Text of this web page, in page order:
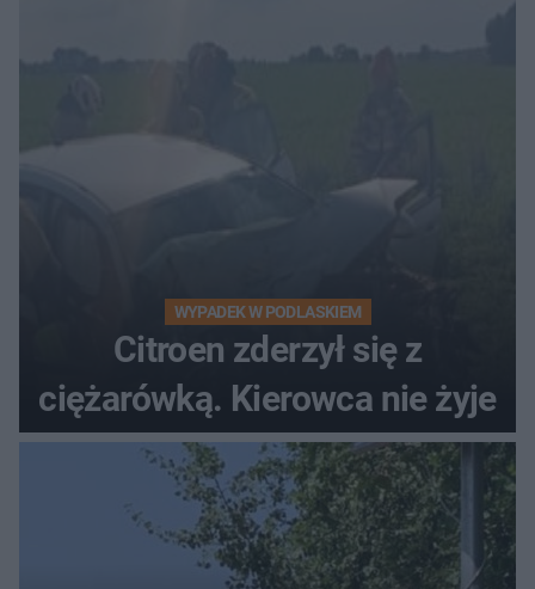
WYPADEK W PODLASKIEM
Citroen zderzył się z
ciężarówką. Kierowca nie żyje